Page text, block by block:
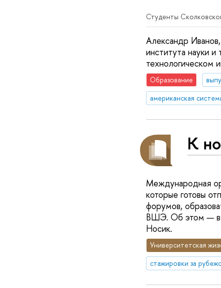
Студенты
Александр
института науки
технологическом
Образование
американская
К
Международная
которые готовы
форумов,
ВШЭ. Об этом — в
Носик.
Университетская
стажировки за